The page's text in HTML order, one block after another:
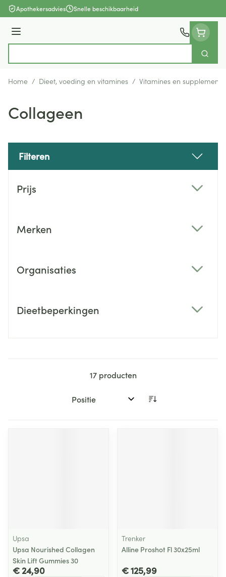
Ga naar de inhoud
Apothekersadvies Snelle beschikbaarheid
Menu
Zoek
Home / Dieet, voeding en vitamines / Vitamines en
Collageen
Filteren
Prijs
Merken
Organisaties
Dieetbeperkingen
17producten
Sorteer op:
Upsa
Upsa Nourished Collagen
Skin Lift Gummies 30
€ 24,90
Trenker
Alline Proshot Fl 30x25ml
€ 125,99